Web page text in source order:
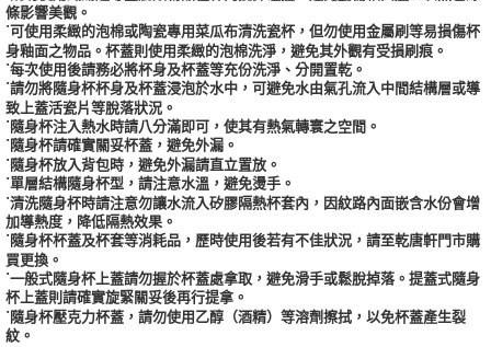
條影響美觀。
˙可使用柔緻的泡棉或陶瓷專用菜瓜布清洗瓷杯，但勿使用金屬刷等易損傷杯
身釉面之物品。杯蓋則使用柔緻的泡棉洗淨，避免其外觀有受損刷痕。
˙每次使用後請務必將杯身及杯蓋等充份洗淨、分開置乾。
˙請勿將隨身杯杯身及杯蓋浸泡於水中，可避免水由氣孔流入中間結構層或導
致上蓋活瓷片等脫落狀況。
˙隨身杯注入熱水時請八分滿即可，使其有熱氣轉寰之空間。
˙隨身杯請確實關妥杯蓋，避免外漏。
˙隨身杯放入背包時，避免外漏請直立置放。
˙單層結構隨身杯型，請注意水溫，避免燙手。
˙清洗隨身杯時請注意勿讓水流入矽膠隔熱杯套內，因紋路內面嵌含水份會增
加導熱度，降低隔熱效果。
˙隨身杯杯蓋及杯套等消耗品，歷時使用後若有不佳狀況，請至乾唐軒門市購
買更換。
˙一般式隨身杯上蓋請勿握於杯蓋處拿取，避免滑手或鬆脫掉落。提蓋式隨身
杯上蓋則請確實旋緊關妥後再行提拿。
˙隨身杯壓克力杯蓋，請勿使用乙醇（酒精）等溶劑擦拭，以免杯蓋產生裂
紋。